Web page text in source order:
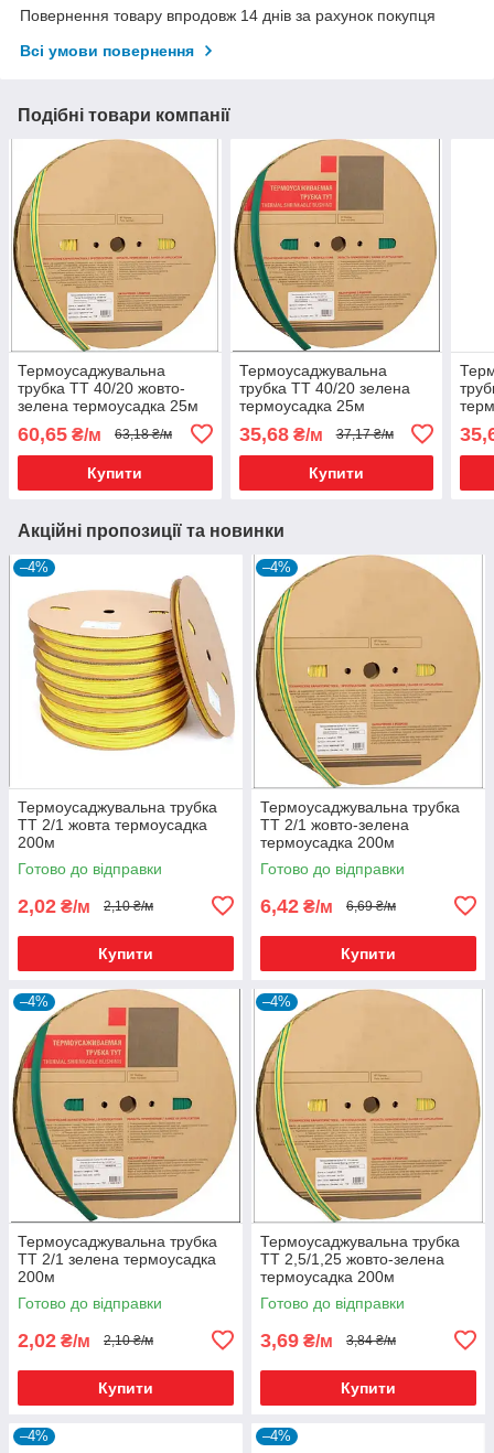
Повернення товару впродовж 14 днів за рахунок покупця
Всі умови повернення
Подібні товари компанії
Термоусаджувальна
трубка ТТ 40/20 жовто-
зелена термоусадка 25м
60,65 ₴/м 63,18 ₴/м
Купити
Термоусаджувальна
трубка ТТ 40/20 зелена
термоусадка 25м
35,68₴/м 37,17 ₴/м
Купити
Акційні пропозиції та новинки
–4%
Термоусаджувальна трубка
ТТ 2/1 жовта термоусадка
200м
Готово до відправки
2,02 ₴/м 2,10 ₴/м
Купити
–4%
Термоусаджувальна трубка
ТТ 2/1 жовто-зелена
термоусадка 200м
Готово до відправки
6,42 ₴/м 6,69 ₴/м
Купити
–4%
Термоусаджувальна трубка
ТТ 2/1 зелена термоусадка
200м
Готово до відправки
2,02 ₴/м 2,10 ₴/м
Купити
–4%
Термоусаджувальна трубка
ТТ 2,5/1,25 жовто-зелена
термоусадка 200м
Готово до відправки
3,69 ₴/м 3,84 ₴/м
Купити
–4% –4%